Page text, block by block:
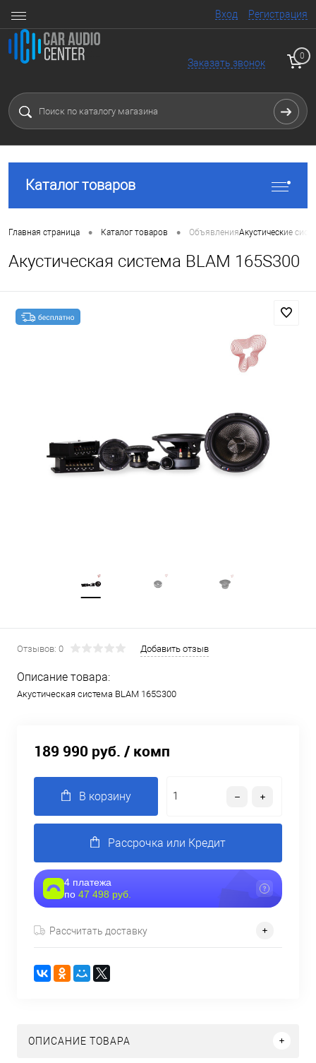
Вход Регистрация
Заказать звонок
0
Каталог товаров
Главная страница • Каталог товаров • ОбъявленияАкустические
Акустическая система BLAM 165S300
Отзывов: 0 Добавить отзыв
Описание товара:
Акустическая система BLAM 165S300
189 990 руб. / комп
В корзину
Рассрочка или Кредит
4 платежа
по 47 498 руб.
Рассчитать доставку
ОПИСАНИЕ ТОВАРА